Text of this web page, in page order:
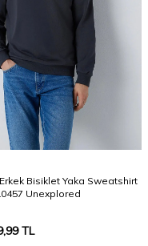
Bisiklet Yaka Sweatshirt
Unexplored
TL